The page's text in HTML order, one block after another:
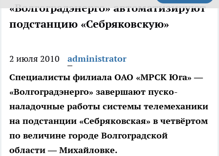
«Волгоградэнерго» автоматизируют
подстанцию «Себряковскую»
2 июля 2010
administrator
Специалисты филиала ОАО «МРСК Юга» —
«Волгоградэнерго» завершают пуско-
наладочные работы системы телемеханики
на подстанции «Себряковская» в четвёртом
по величине городе Волгоградской
области — Михайловке.